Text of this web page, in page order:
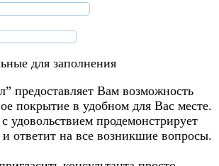
для заполнения
предоставляет Вам возможность
покрытие в удобном для Вас месте.
удовольствием продемонстрирует
ответит на все возникшие вопросы.